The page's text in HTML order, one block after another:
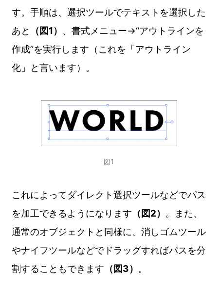
す。手順は、選択ツールでテキストを選択した
あと
（図1） 、書式メニュー→“アウトラインを
作成”を実行します（これを「アウトライン
化」と言います）。
図1
これによってダイレクト選択ツールなどでパス
を加工できるようになります （図2） 。また、
通常のオブジェクトと同様に、消しゴムツール
やナイフツールなどでドラッグすればパスを分
割することもできます （図3） 。